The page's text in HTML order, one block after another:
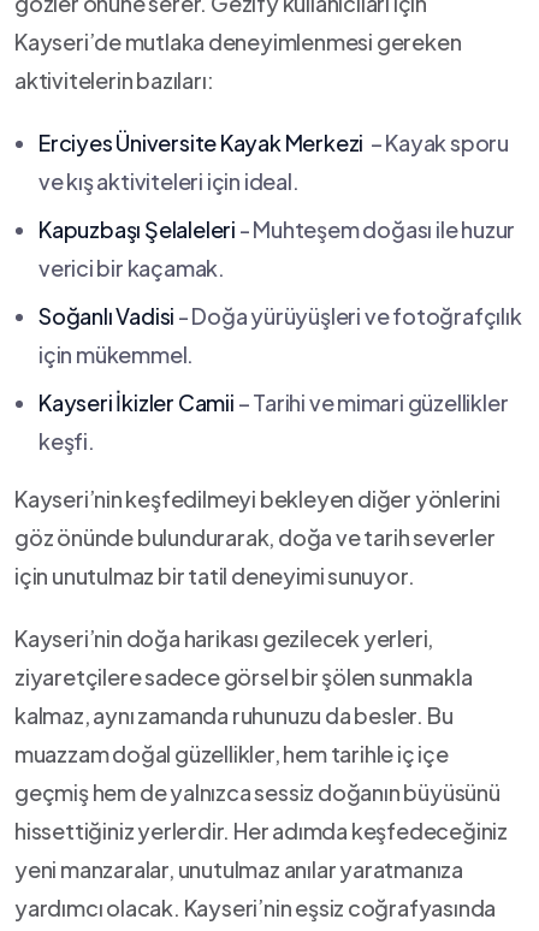
Kayseri’de ⁢mutlaka ⁢deneyimlenmesi gereken
aktivitelerin bazıları:
Erciyes ⁣Üniversite⁢ Kayak Merkezi ⁢ – Kayak‌ sporu
ve kış⁣ aktiviteleri için ideal.
Kapuzbaşı Şelaleleri -⁤ Muhteşem‍ doğası ile huzur
verici⁣ bir kaçamak.
Soğanlı Vadisi ⁢- Doğa⁢ yürüyüşleri ve fotoğrafçılık
için mükemmel.
Kayseri İkizler Camii – Tarihi​ ve⁣ mimari güzellikler
keşfi.
Kayseri’nin⁤ keşfedilmeyi bekleyen diğer yönlerini
göz önünde bulundurarak, doğa‍ ve tarih severler
için unutulmaz bir ‍tatil deneyimi⁤ sunuyor.
Kayseri’nin doğa harikası ​gezilecek yerleri,​
ziyaretçilere ⁤sadece görsel bir⁣ şölen sunmakla
kalmaz, aynı zamanda ruhunuzu da besler. ​Bu
⁤muazzam‍ doğal güzellikler, hem tarihle iç ​içe ​
geçmiş hem de yalnızca sessiz doğanın büyüsünü
hissettiğiniz yerlerdir. Her adımda keşfedeceğiniz
yeni manzaralar, unutulmaz anılar yaratmanıza
yardımcı olacak. Kayseri’nin eşsiz ⁢coğrafyasında​